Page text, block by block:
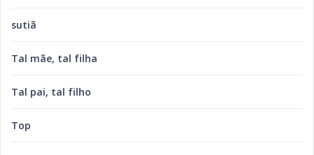
sutiã
Tal mãe, tal filha
Tal pai, tal filho
Top